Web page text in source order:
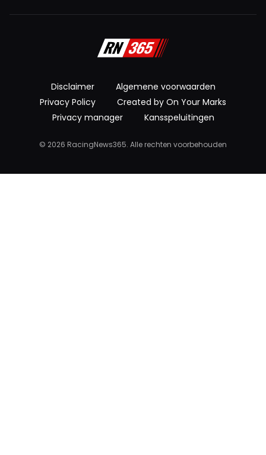
Disclaimer
Algemene voorwaarden
Privacy Policy
Created by On Your Marks
Privacy manager
Kansspeluitingen
© 2026 RacingNews365. Alle rechten voorbehouden